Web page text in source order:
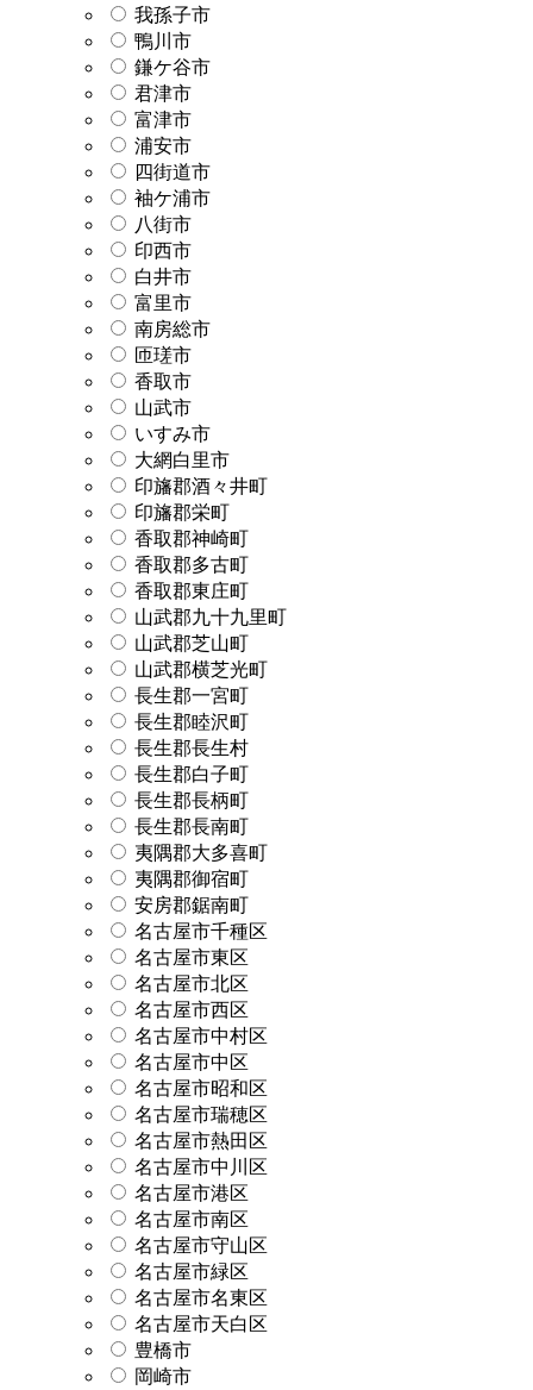
我孫子市
鴨川市
鎌ケ谷市
君津市
富津市
浦安市
四街道市
袖ケ浦市
八街市
印西市
白井市
富里市
南房総市
匝瑳市
香取市
山武市
いすみ市
大網白里市
印旛郡酒々井町
印旛郡栄町
香取郡神崎町
香取郡多古町
香取郡東庄町
山武郡九十九里町
山武郡芝山町
山武郡横芝光町
長生郡一宮町
長生郡睦沢町
長生郡長生村
長生郡白子町
長生郡長柄町
長生郡長南町
夷隅郡大多喜町
夷隅郡御宿町
安房郡鋸南町
名古屋市千種区
名古屋市東区
名古屋市北区
名古屋市西区
名古屋市中村区
名古屋市中区
名古屋市昭和区
名古屋市瑞穂区
名古屋市熱田区
名古屋市中川区
名古屋市港区
名古屋市南区
名古屋市守山区
名古屋市緑区
名古屋市名東区
名古屋市天白区
豊橋市
岡崎市